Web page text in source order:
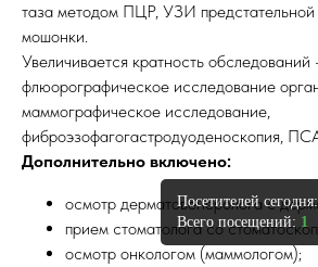
таза методом ПЦР, УЗИ
мошонки.
Увеличивается кратность обследований
флюорографическое исследование
маммографическое исследование,
фиброэзофагогастродуоденоскопия,
Дополнительно включено:
осмотр дерматовенеролога с
прием стоматолога со
осмотр онкологом (маммологом);
Посетителей
Всего посещений: 1